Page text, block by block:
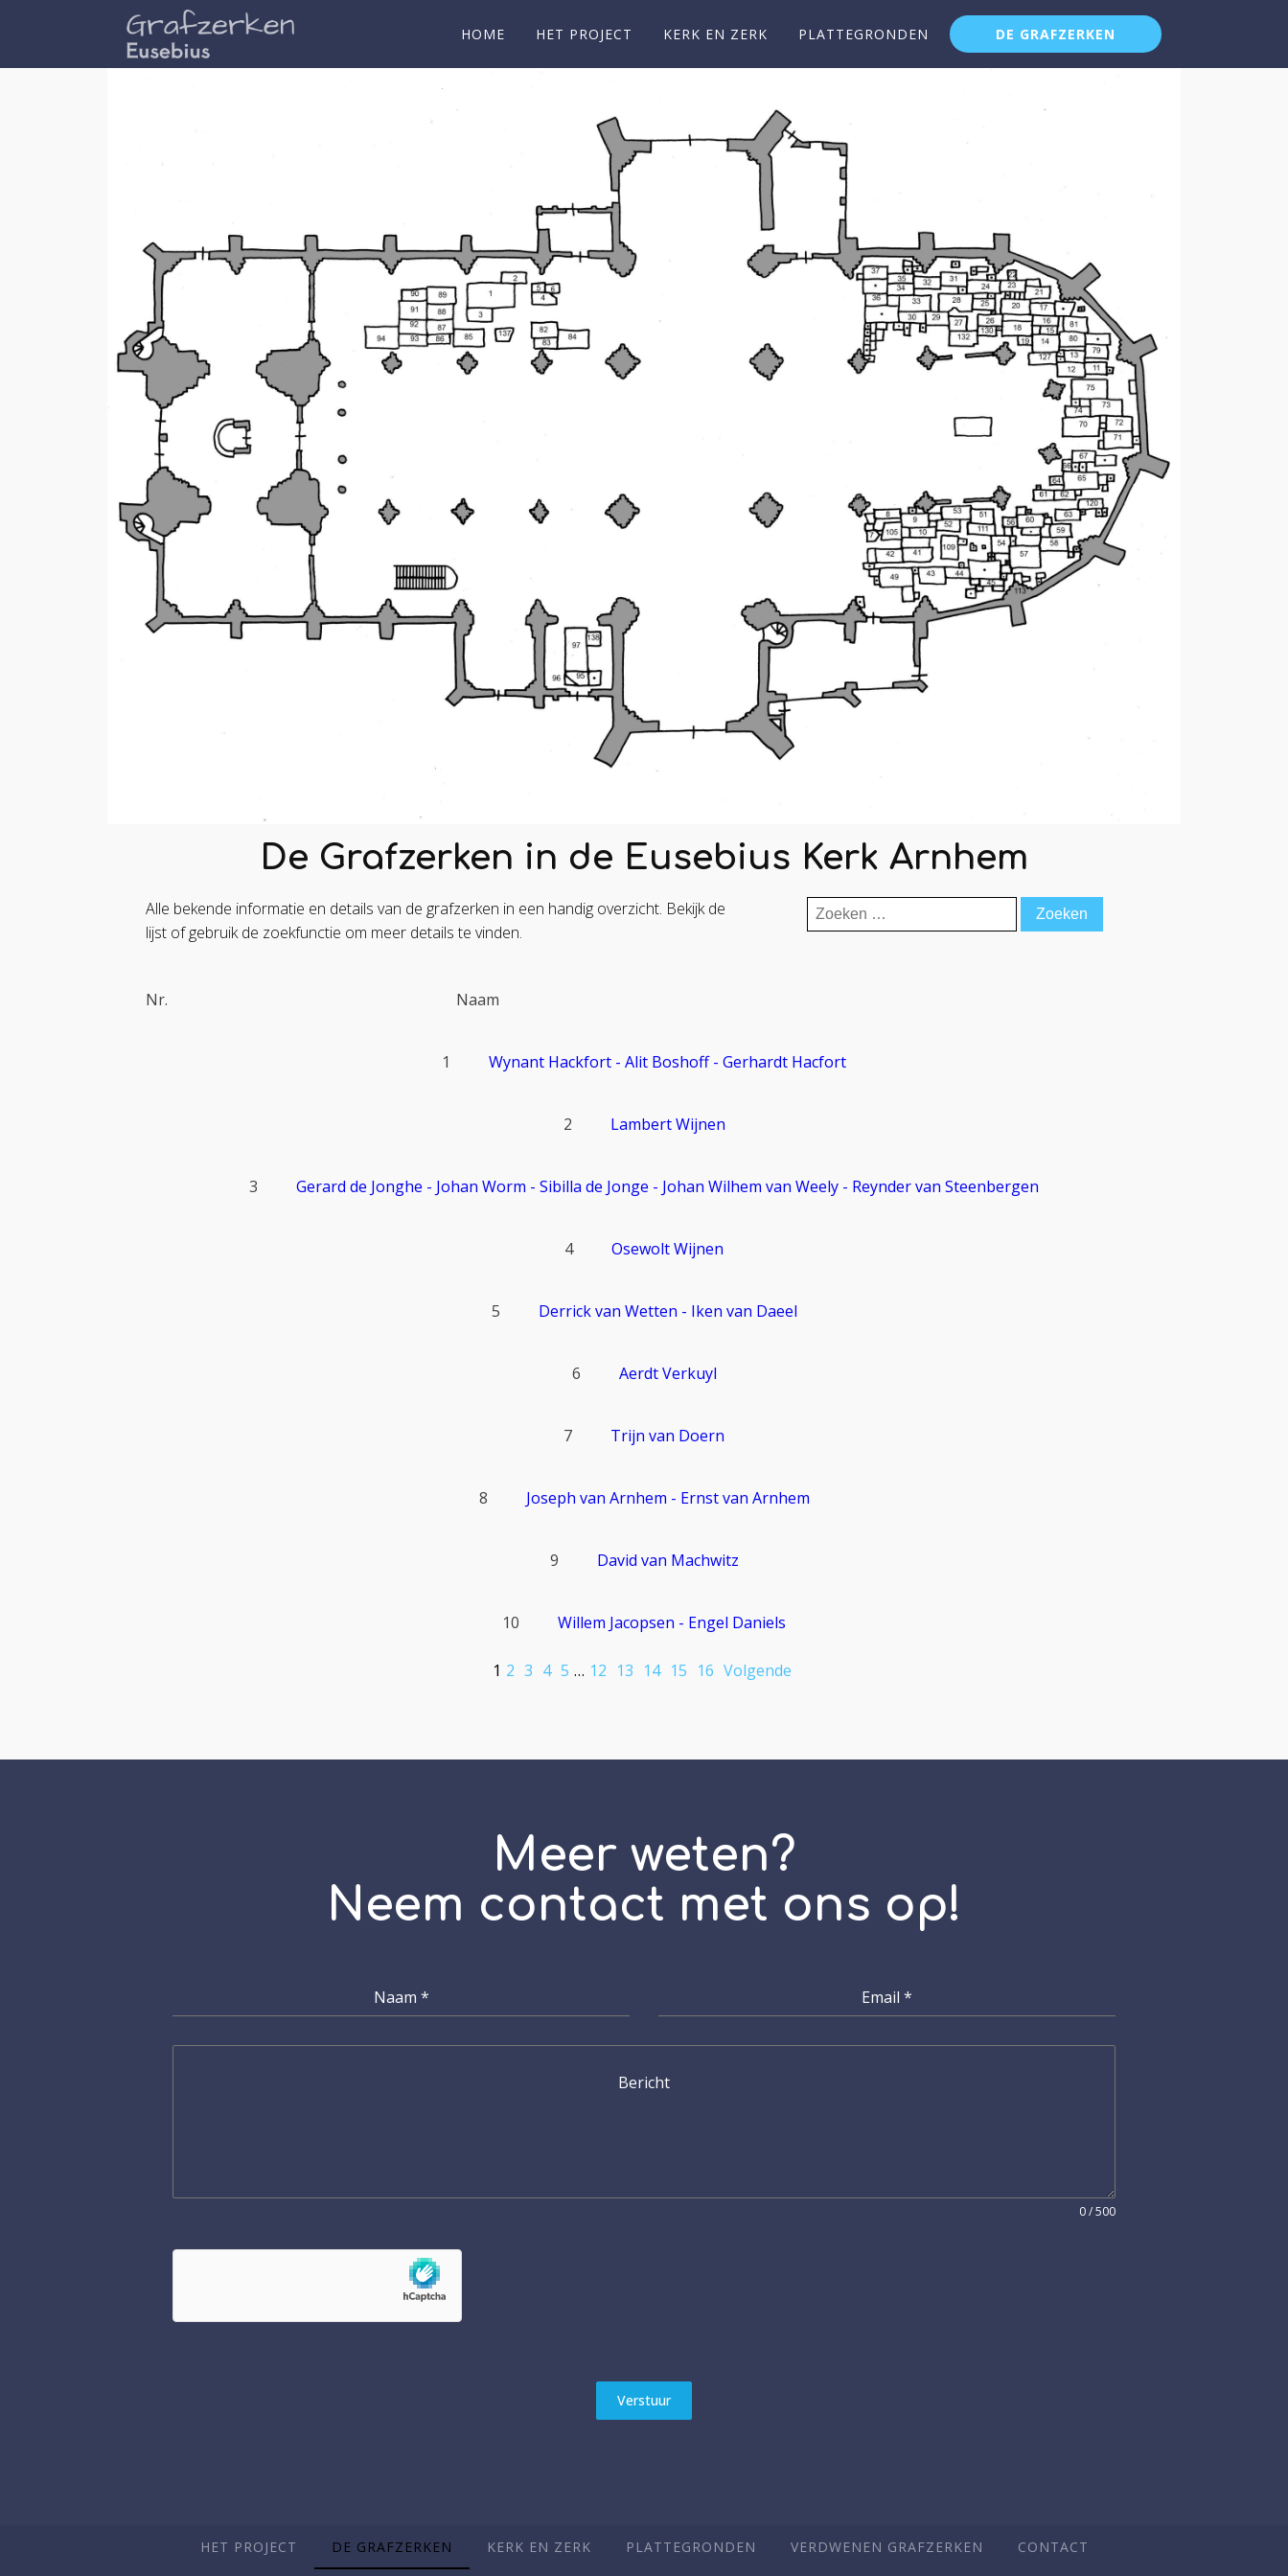
HOME HET PROJECT KERK EN ZERK PLATTEGRONDEN DE GRAFZERKEN
De Grafzerken in de Eusebius Kerk Arnhem
Alle bekende informatie en details van de grafzerken in een handig overzicht. Bekijk de
lijst of gebruik de zoekfunctie om meer details te vinden.
Zoeken
naar:
Nr. Naam
1 Wynant Hackfort - Alit Boshoff - Gerhardt Hacfort
2 Lambert Wijnen
3 Gerard de Jonghe - Johan Worm - Sibilla de Jonge - Johan Wilhem van Weely - Reynder van Steenbergen
4 Osewolt Wijnen
5 Derrick van Wetten - Iken van Daeel
6 Aerdt Verkuyl
7 Trijn van Doern
8 Joseph van Arnhem - Ernst van Arnhem
9 David van Machwitz
10 Willem Jacopsen - Engel Daniels
1 2 3 4 5 … 12 13 14 15 16 Volgende
Meer weten?
Neem contact met ons op!
Naam * Email *
Bericht
0 / 500
Verstuur
HET PROJECT DE GRAFZERKEN KERK EN ZERK PLATTEGRONDEN VERDWENEN GRAFZERKEN CONTACT